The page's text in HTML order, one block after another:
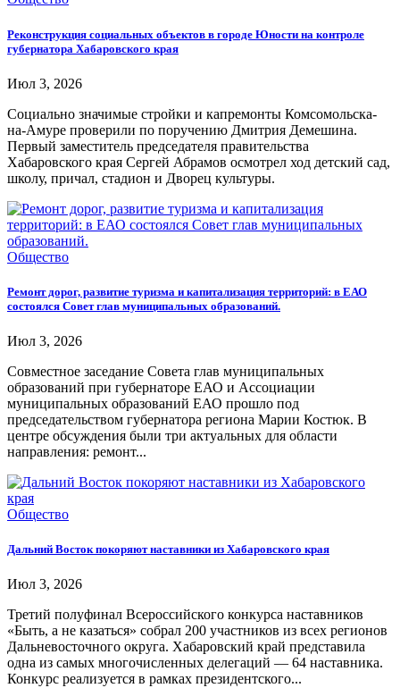
Реконструкция социальных объектов в городе Юности на контроле
губернатора Хабаровского края
Июл 3, 2026
Социально значимые стройки и капремонты Комсомольска-
на-Амуре проверили по поручению Дмитрия Демешина.
Первый заместитель председателя правительства
Хабаровского края Сергей Абрамов осмотрел ход детский сад,
школу, причал, стадион и Дворец культуры.
Общество
Ремонт дорог, развитие туризма и капитализация территорий: в ЕАО
состоялся Совет глав муниципальных образований.
Июл 3, 2026
Совместное заседание Совета глав муниципальных
образований при губернаторе ЕАО и Ассоциации
муниципальных образований ЕАО прошло под
председательством губернатора региона Марии Костюк. В
центре обсуждения были три актуальных для области
направления: ремонт...
Общество
Дальний Восток покоряют наставники из Хабаровского края
Июл 3, 2026
Третий полуфинал Всероссийского конкурса наставников
«Быть, а не казаться» собрал 200 участников из всех регионов
Дальневосточного округа. Хабаровский край представила
одна из самых многочисленных делегаций — 64 наставника.
Конкурс реализуется в рамках президентского...